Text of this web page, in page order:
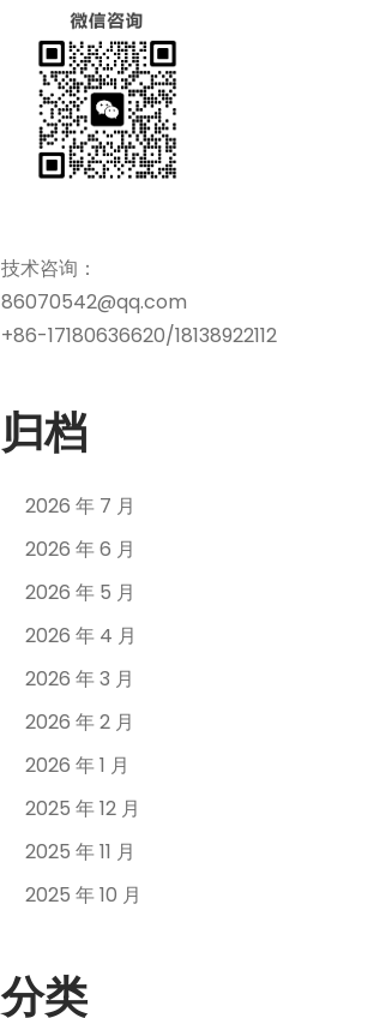
技术咨询：
86070542@qq.com
+86-17180636620/18138922112
归档
2026 年 7 月
2026 年 6 月
2026 年 5 月
2026 年 4 月
2026 年 3 月
2026 年 2 月
2026 年 1 月
2025 年 12 月
2025 年 11 月
2025 年 10 月
分类